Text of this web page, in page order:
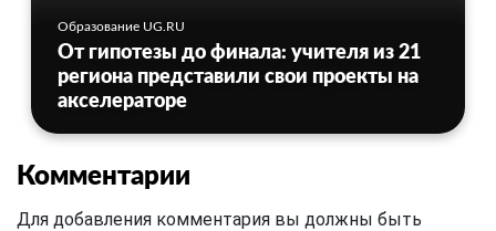
Образование UG.RU
От гипотезы до финала: учителя из 21
региона представили свои проекты на
акселераторе
Комментарии
Для добавления комментария вы должны быть